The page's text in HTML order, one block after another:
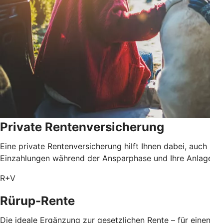
Private Rentenversicherung
Eine private Rentenversicherung hilft Ihnen dabei,
Einzahlungen während der Ansparphase und Ihre
R+V
Rürup-Rente
Die ideale Ergänzung zur gesetzlichen Rente – für